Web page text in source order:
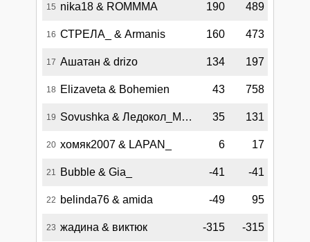
15 nika18 & ROMMMA 190 489
16 СТРЕЛА_ & Armanis 160 473
17 Ашатан & drizo 134 197
18 Elizaveta & Bohemien 43 758
19 Sovushka & Ледокол_Миша 35 131
20 хомяк2007 & LAPAN_ 6 17
21 Bubble & Gia_ -41 -41
22 belinda76 & amida -49 95
23 жадина & виктюк -315 -315